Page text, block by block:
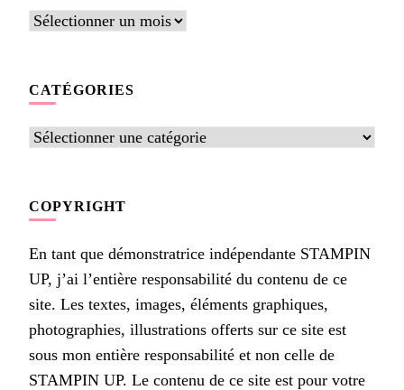
Archives
CATÉGORIES
Catégories
COPYRIGHT
En tant que démonstratrice indépendante STAMPIN
UP, j’ai l’entière responsabilité du contenu de ce
site. Les textes, images, éléments graphiques,
photographies, illustrations offerts sur ce site est
sous mon entière responsabilité et non celle de
STAMPIN UP. Le contenu de ce site est pour votre